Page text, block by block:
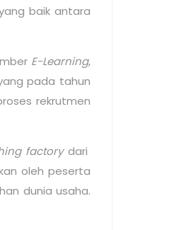
baik antara
E-Learning,
pada tahun
rekrutmen
factorydari
oleh peserta
dunia usaha.